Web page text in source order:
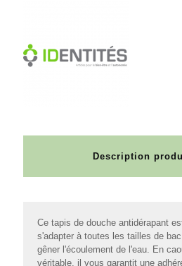
Description
Ce tapis de douche antidérapant
s'adapter à toutes les tailles de
gêner l'écoulement de l'eau. En
véritable, il vous garantit une